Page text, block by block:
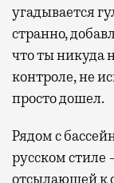
угадывается
странно,
что ты никуда
контроле, не
просто дошел.
Рядом с
русском стиле
отсылающей к